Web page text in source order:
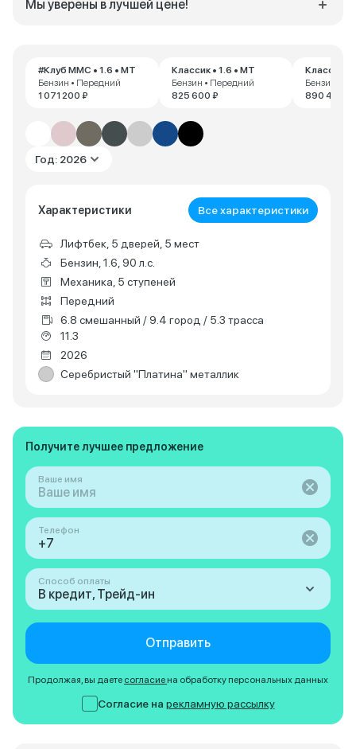
#Клуб ММС • 1.6 • MT
Бензин • Передний
1 071 200 ₽
Классик • 1.6 • MT
Бензин • Передний
825 600 ₽
Классик •
Бензин •
890 400 ₽
Год: 2026
Характеристики Все характеристики
Лифтбек, 5 дверей, 5 мест
Бензин, 1.6, 90 л.с.
Механика, 5 ступеней
Передний
6.8 смешанный / 9.4 город / 5.3 трасса
11.3
2026
Серебристый "Платина" металлик
Мы уверены в лучшей цене!
Получите лучшее предложение
Ваше имя
Телефон
Способ оплаты
В кредит, Трейд-ин
Отправить
Продолжая, вы даете согласие на обработку персональных данных
Согласие на рекламную рассылку